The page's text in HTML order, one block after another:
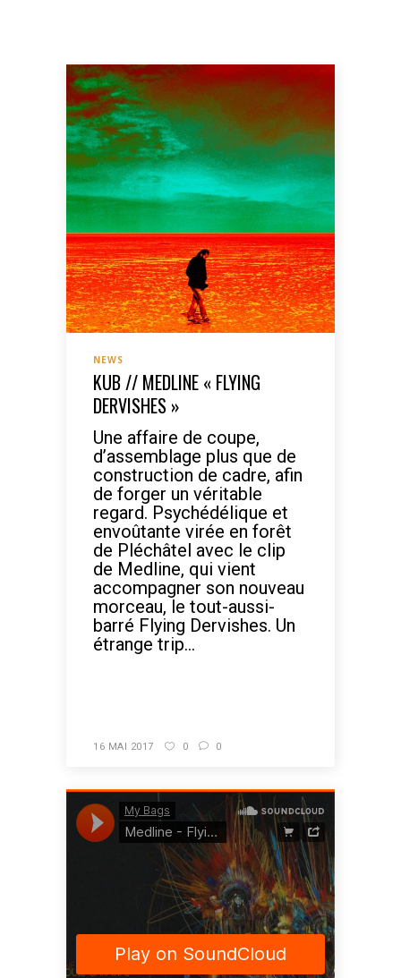
NEWS
KUB // MEDLINE « FLYING
DERVISHES »
Une affaire de coupe,
d’assemblage plus que de
construction de cadre, afin
de forger un véritable
regard. Psychédélique et
envoûtante virée en forêt
de Pléchâtel avec le clip
de Medline, qui vient
accompagner son nouveau
morceau, le tout-aussi-
barré Flying Dervishes. Un
étrange trip...
16 MAI 2017 0 0